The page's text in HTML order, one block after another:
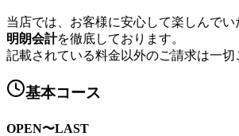
当店では、お客様に安心して楽しんでい
明朗会計を徹底しております。
記載されている料金以外のご請求は一切
基本コース
OPEN〜LAST